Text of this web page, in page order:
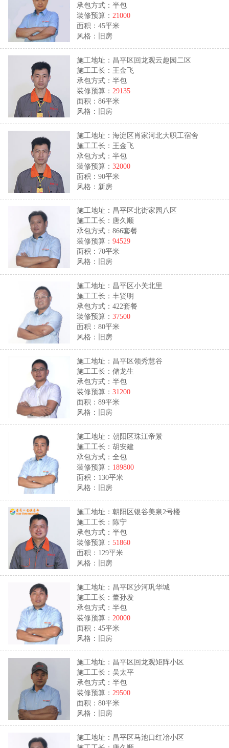
承包方式：半包
装修预算： 21000
面积：45平米
风格：旧房
施工地址：昌平区回龙观云趣园二区
施工工长：王金飞
承包方式：半包
装修预算： 29135
面积：86平米
风格：旧房
施工地址：海淀区肖家河北大职工宿舍
施工工长：王金飞
承包方式：半包
装修预算：32000
面积：90平米
风格：新房
施工地址：昌平区北街家园八区
施工工长：唐久顺
承包方式：866套餐
装修预算：94529
面积：70平米
风格：旧房
施工地址：昌平区小关北里
施工工长：丰贤明
承包方式：422套餐
装修预算：37500
面积：80平米
风格：旧房
施工地址：昌平区领秀慧谷
施工工长：储龙生
承包方式：半包
装修预算：31200
面积：89平米
风格：旧房
施工地址：朝阳区珠江帝景
施工工长：胡安建
承包方式：全包
装修预算： 189800
面积：130平米
风格：旧房
施工地址：朝阳区银谷美泉2号楼
施工工长：陈宁
承包方式：半包
装修预算：51860
面积：129平米
风格：旧房
施工地址：昌平区沙河巩华城
施工工长：董孙发
承包方式：半包
装修预算： 20000
面积：45平米
风格：旧房
施工地址：昌平区回龙观矩阵小区
施工工长：吴太平
承包方式：半包
装修预算：29500
面积：80平米
风格：旧房
施工地址：昌平区马池口红冶小区